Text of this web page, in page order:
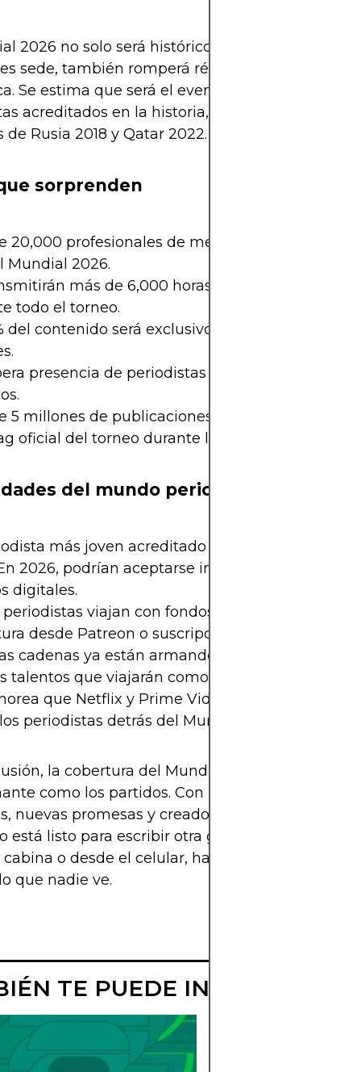
2026 no solo será histórico por tener 48
sede, también romperá récords en cobertura
Se estima que será el evento deportivo con
acreditados en la historia, superando
Rusia 2018 y Qatar 2022.
sorprenden
20,000 profesionales de medios estarán
Mundial 2026.
más de 6,000 horas de contenido en
todo el torneo.
del contenido será exclusivo para plataformas
presencia de periodistas de al menos 180
5 millones de publicaciones en redes sociales
oficial del torneo durante los 30 días de
del mundo periodístico
más joven acreditado en Qatar 2022 tenía
2026, podrían aceptarse incluso desde los 16
digitales.
periodistas viajan con fondos propios y
desde Patreon o suscripciones en Twitch.
cadenas ya están armando “realities” para
talentos que viajarán como parte del staff de
que Netflix y Prime Video preparan
periodistas detrás del Mundial.
la cobertura del Mundial 2026 será tan
como los partidos. Con una mezcla de voces
nuevas promesas y creadores digitales, el
está listo para escribir otra gran historia. Como
cabina o desde el celular, habrá alguien
que nadie ve.
TE PUEDE INTERESAR